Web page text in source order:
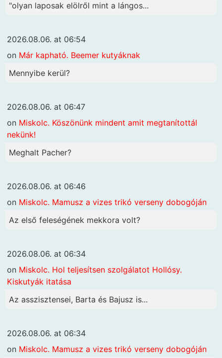
"olyan laposak elölről mint a lángos...
2026.08.06. at 06:54
on Már kapható. Beemer kutyáknak
Mennyibe kerül?
2026.08.06. at 06:47
on Miskolc. Köszönünk mindent amit megtanítottál
nekünk!
Meghalt Pacher?
2026.08.06. at 06:46
on Miskolc. Mamusz a vizes trikó verseny dobogóján
Az első feleségének mekkora volt?
2026.08.06. at 06:34
on Miskolc. Hol teljesítsen szolgálatot Hollósy.
Kiskutyák itatása
Az asszisztensei, Barta és Bajusz is...
2026.08.06. at 06:34
on Miskolc. Mamusz a vizes trikó verseny dobogóján